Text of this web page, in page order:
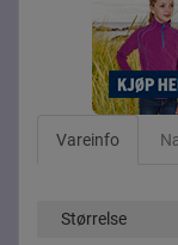
Vareinfo
Størrelse